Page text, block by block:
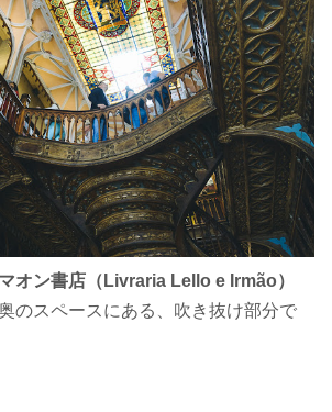
オン書店（Livraria Lello e Irmão）
のスペースにある、吹き抜け部分で